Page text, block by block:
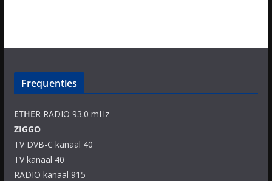
Frequenties
ETHERRADIO 93.0 mHz
ZIGGO
TV DVB-C kanaal 40
TV kanaal 40
RADIO kanaal 915